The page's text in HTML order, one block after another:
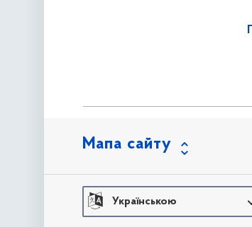
Мапа сайту
Українською